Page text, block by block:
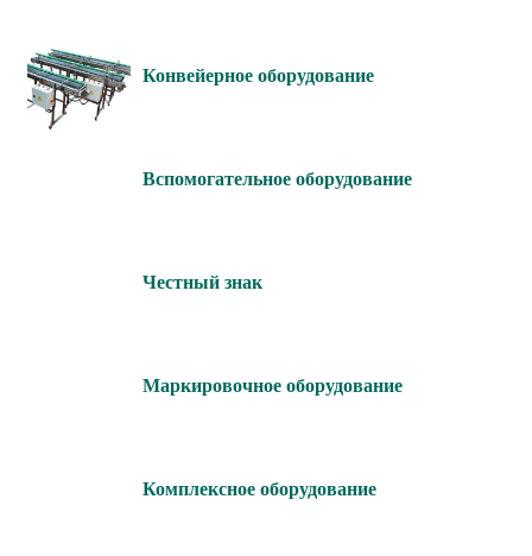
Конвейерное оборудование
Вспомогательное оборудование
Честный знак
Маркировочное оборудование
Комплексное оборудование